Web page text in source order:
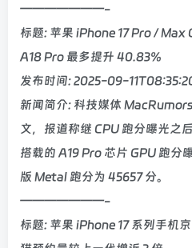
———————-
标题: 苹果 iPhone 17 Pro / Max
A18 Pro 最多提升 40.83%
发布时间: 2025-09-
新闻简介: 科技媒体
文，报道称继 CPU 跑分曝光之
搭载的 A19 Pro 芯片 GPU 跑分
版 Metal 跑分为 45657 分。
———————-
标题: 苹果 iPhone 17 系列手机